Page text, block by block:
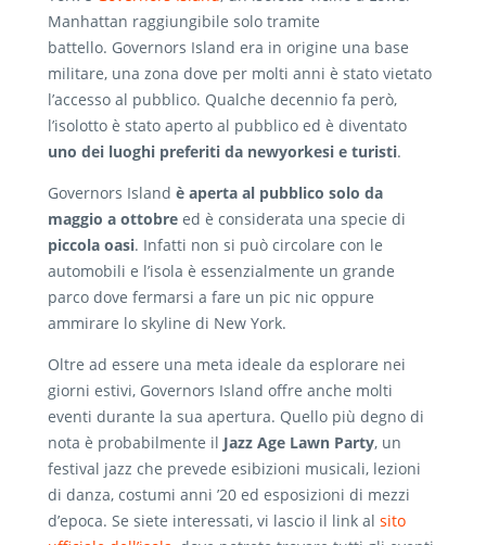
Manhattan raggiungibile solo tramite
battello. Governors Island era in origine una base
militare, una zona dove per molti anni è stato vietato
l’accesso al pubblico. Qualche decennio fa però,
l’isolotto è stato aperto al pubblico ed è diventato
uno dei luoghi preferiti da newyorkesi e turisti.
Governors Island è aperta al pubblico solo da
maggio a ottobre ed è considerata una specie di
piccola oasi. Infatti non si può circolare con le
automobili e l’isola è essenzialmente un grande
parco dove fermarsi a fare un pic nic oppure
ammirare lo skyline di New York.
Oltre ad essere una meta ideale da esplorare nei
giorni estivi, Governors Island offre anche molti
eventi durante la sua apertura. Quello più degno di
nota è probabilmente il Jazz Age Lawn Party, un
festival jazz che prevede esibizioni musicali, lezioni
di danza, costumi anni ’20 ed esposizioni di mezzi
d’epoca. Se siete interessati, vi lascio il link al sito